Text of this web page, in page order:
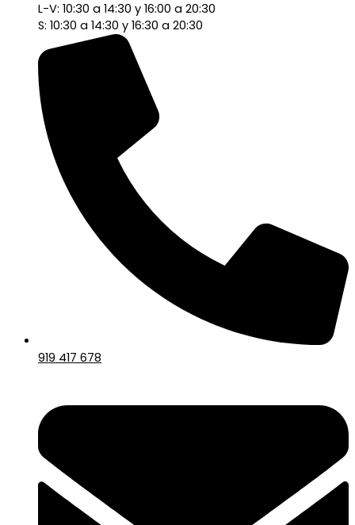
L-V: 10:30 a 14:30 y 16:00 a 20:30
S: 10:30 a 14:30 y 16:30 a 20:30
919 417 678